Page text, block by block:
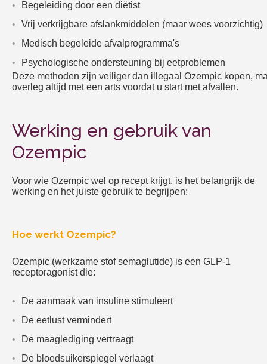
Begeleiding door een diëtist
Vrij verkrijgbare afslankmiddelen (maar wees voorzichtig)
Medisch begeleide afvalprogramma's
Psychologische ondersteuning bij eetproblemen
Deze methoden zijn veiliger dan illegaal Ozempic kopen,
overleg altijd met een arts voordat u start met afvallen.
Werking en gebruik van
Ozempic
Voor wie Ozempic wel op recept krijgt, is het belangrijk de
werking en het juiste gebruik te begrijpen:
Hoe werkt Ozempic?
Ozempic (werkzame stof semaglutide) is een GLP-1
receptoragonist die:
De aanmaak van insuline stimuleert
De eetlust vermindert
De maaglediging vertraagt
De bloedsuikerspiegel verlaagt